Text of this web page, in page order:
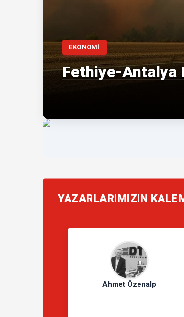
EKONOMİ
Fethiye-Antalya
YAZARLARIMIZIN
Ahmet Özenalp